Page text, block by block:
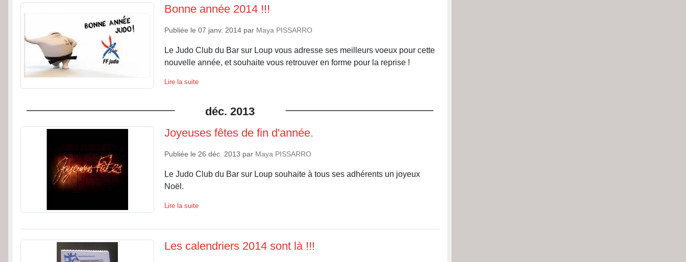
Bonne année 2014 !!!
Publiée le 07 janv. 2014par Maya PISSARRO
Le Judo Club du Bar sur Loup vous adresse ses meilleurs voeux pour cette
nouvelle année, et souhaite vous retrouver en forme pour la reprise !
Lire la suite
déc. 2013
Joyeuses fêtes de fin d'année.
Publiée le 26 déc. 2013 par Maya PISSARRO
Le Judo Club du Bar sur Loup souhaite à tous ses adhérents un joyeux
Noël.
Lire la suite
Les calendriers 2014 sont là !!!